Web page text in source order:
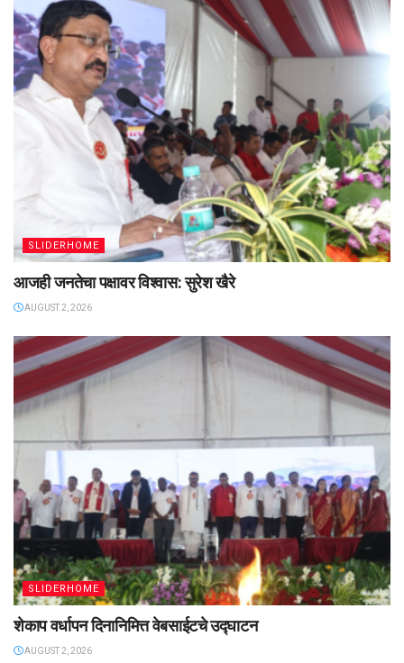
SLIDERHOME
आजही जनतेचा पक्षावर विश्वास: सुरेश खैरे
AUGUST 2, 2026
SLIDERHOME
शेकाप वर्धापन दिनानिमित्त वेबसाईटचे उद्घाटन
AUGUST 2, 2026